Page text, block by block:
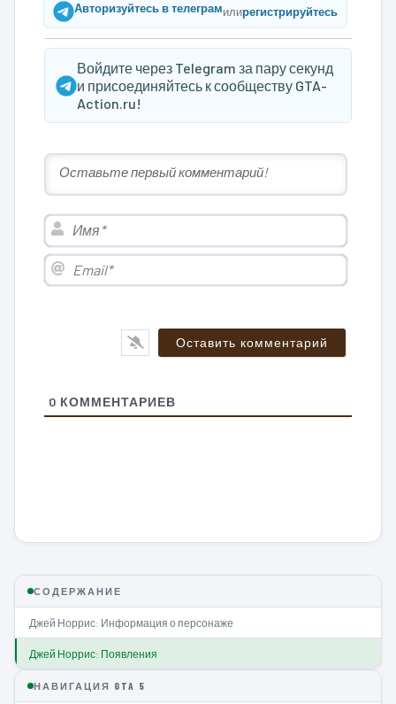
Авторизуйтесь в телеграмилирегистрируйтесь
Войдите через Telegram за пару секунд
и присоединяйтесь к сообществу GTA-
Action.ru!
Имя*
Email*
0 КОММЕНТАРИЕВ
СОДЕРЖАНИЕ
Джей Норрис: Информация о персонаже
Джей Норрис: Появления
НАВИГАЦИЯ GTA 5